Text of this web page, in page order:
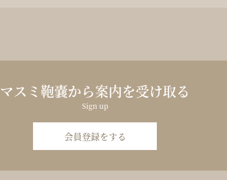
マスミ鞄嚢から案内を受け取る
Sign up
会員登録をする